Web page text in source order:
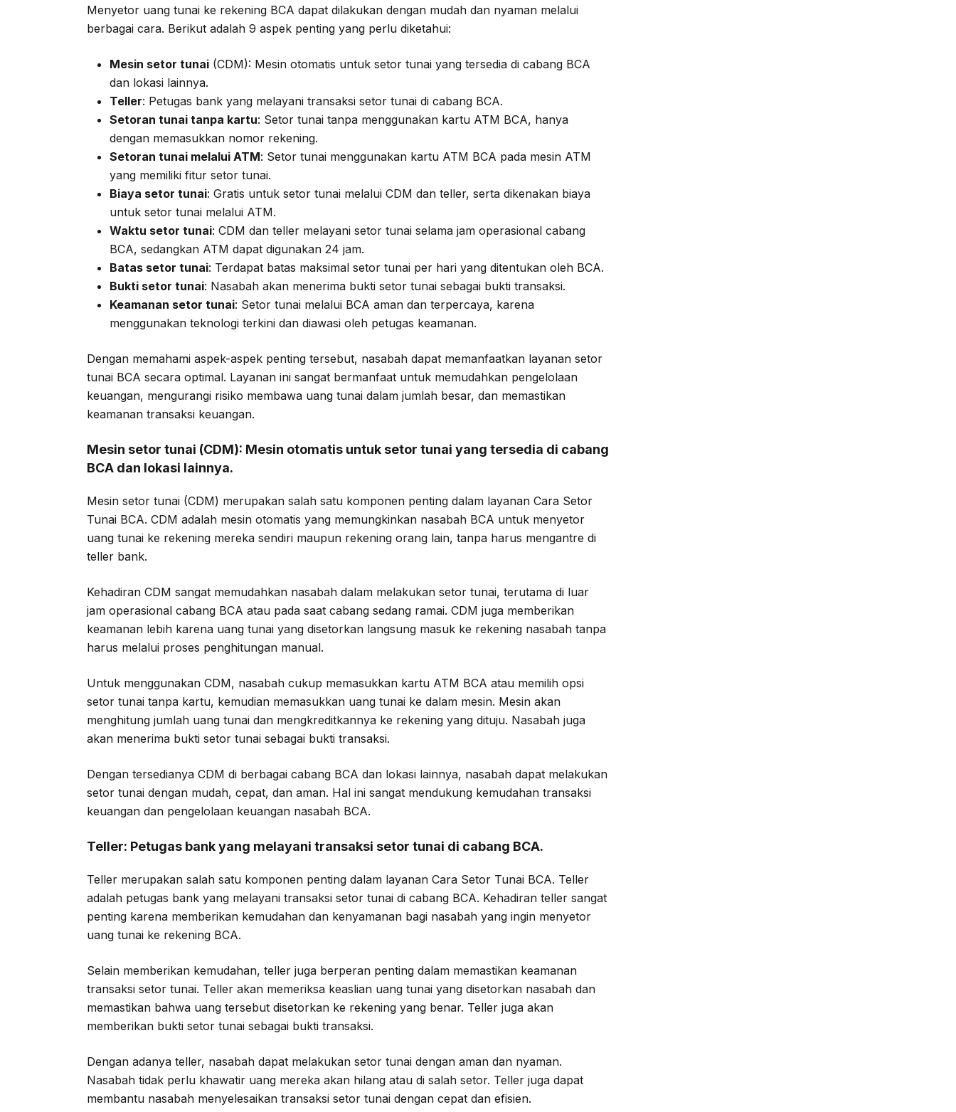
Menyetor uang tunai ke rekening BCA dapat dilakukan dengan mudah dan nyaman melalui
berbagai cara. Berikut adalah 9 aspek penting yang perlu diketahui:
Mesin setor tunai (CDM): Mesin otomatis untuk setor tunai yang tersedia di cabang BCA
dan lokasi lainnya.
Teller: Petugas bank yang melayani transaksi setor tunai di cabang BCA.
Setoran tunai tanpa kartu: Setor tunai tanpa menggunakan kartu ATM BCA, hanya
dengan memasukkan nomor rekening.
Setoran tunai melalui ATM: Setor tunai menggunakan kartu ATM BCA pada mesin ATM
yang memiliki fitur setor tunai.
Biaya setor tunai: Gratis untuk setor tunai melalui CDM dan teller, serta dikenakan biaya
untuk setor tunai melalui ATM.
Waktu setor tunai: CDM dan teller melayani setor tunai selama jam operasional cabang
BCA, sedangkan ATM dapat digunakan 24 jam.
Batas setor tunai: Terdapat batas maksimal setor tunai per hari yang ditentukan oleh BCA.
Bukti setor tunai: Nasabah akan menerima bukti setor tunai sebagai bukti transaksi.
Keamanan setor tunai: Setor tunai melalui BCA aman dan terpercaya, karena
menggunakan teknologi terkini dan diawasi oleh petugas keamanan.
Dengan memahami aspek-aspek penting tersebut, nasabah dapat memanfaatkan layanan setor
tunai BCA secara optimal. Layanan ini sangat bermanfaat untuk memudahkan pengelolaan
keuangan, mengurangi risiko membawa uang tunai dalam jumlah besar, dan memastikan
keamanan transaksi keuangan.
Mesin setor tunai (CDM): Mesin otomatis untuk setor tunai yang tersedia di cabang
BCA dan lokasi lainnya.
Mesin setor tunai (CDM) merupakan salah satu komponen penting dalam layanan Cara Setor
Tunai BCA. CDM adalah mesin otomatis yang memungkinkan nasabah BCA untuk menyetor
uang tunai ke rekening mereka sendiri maupun rekening orang lain, tanpa harus mengantre di
teller bank.
Kehadiran CDM sangat memudahkan nasabah dalam melakukan setor tunai, terutama di luar
jam operasional cabang BCA atau pada saat cabang sedang ramai. CDM juga memberikan
keamanan lebih karena uang tunai yang disetorkan langsung masuk ke rekening nasabah tanpa
harus melalui proses penghitungan manual.
Untuk menggunakan CDM, nasabah cukup memasukkan kartu ATM BCA atau memilih opsi
setor tunai tanpa kartu, kemudian memasukkan uang tunai ke dalam mesin. Mesin akan
menghitung jumlah uang tunai dan mengkreditkannya ke rekening yang dituju. Nasabah juga
akan menerima bukti setor tunai sebagai bukti transaksi.
Dengan tersedianya CDM di berbagai cabang BCA dan lokasi lainnya, nasabah dapat melakukan
setor tunai dengan mudah, cepat, dan aman. Hal ini sangat mendukung kemudahan transaksi
keuangan dan pengelolaan keuangan nasabah BCA.
Teller: Petugas bank yang melayani transaksi setor tunai di cabang BCA.
Teller merupakan salah satu komponen penting dalam layanan Cara Setor Tunai BCA. Teller
adalah petugas bank yang melayani transaksi setor tunai di cabang BCA. Kehadiran teller sangat
penting karena memberikan kemudahan dan kenyamanan bagi nasabah yang ingin menyetor
uang tunai ke rekening BCA.
Selain memberikan kemudahan, teller juga berperan penting dalam memastikan keamanan
transaksi setor tunai. Teller akan memeriksa keaslian uang tunai yang disetorkan nasabah dan
memastikan bahwa uang tersebut disetorkan ke rekening yang benar. Teller juga akan
memberikan bukti setor tunai sebagai bukti transaksi.
Dengan adanya teller, nasabah dapat melakukan setor tunai dengan aman dan nyaman.
Nasabah tidak perlu khawatir uang mereka akan hilang atau di salah setor. Teller juga dapat
membantu nasabah menyelesaikan transaksi setor tunai dengan cepat dan efisien.